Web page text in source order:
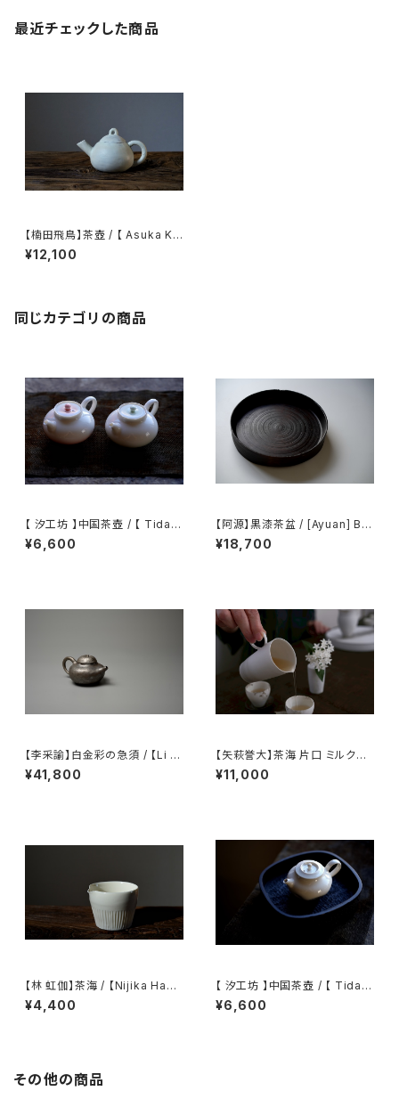
最近チェックした商品
【楠田飛鳥】茶壺 / 【 Asuka Ku
suda 】Teapot
¥12,100
同じカテゴリの商品
【 汐工坊 】中国茶壺 / 【 Tidal
Atelier 】Chinese teapot
¥6,600
【阿源】黒漆茶盆 / [Ayuan] Bla
ck Lacquer Tea Tray
¥18,700
【李采諭】白金彩の急須 / 【Li C
aiyu】Platinum Decoration t
eapot
¥41,800
【矢萩誉大】茶海 片口 ミルクピ
ッチャー / 【Takahiro Yahagi】
Fair cup Katakuchi Milk pit
¥11,000
【林 虹伽】茶海 / 【Nijika Haya
shi 】tea pitcher
¥4,400
【 汐工坊 】中国茶壺 / 【 Tidal
Atelier 】Chinese teapot
¥6,600
その他の商品